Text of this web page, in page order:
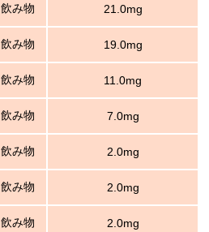
飲み物 21.0mg
飲み物 19.0mg
飲み物 11.0mg
飲み物 7.0mg
飲み物 2.0mg
飲み物 2.0mg
飲み物 2.0mg